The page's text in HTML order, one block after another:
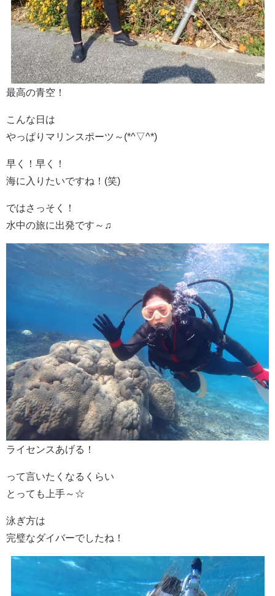
最高の青空！
こんな日は
やっぱりマリンスポーツ～(*^▽^*)
早く！早く！
海に入りたいですね！(笑)
ではさっそく！
水中の旅に出発です～♫
ライセンスあげる！
って言いたくなるくらい
とっても上手～☆
泳ぎ方は
完璧なダイバーでしたね！